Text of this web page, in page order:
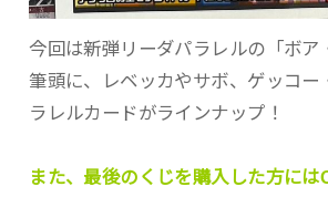
今回は新弾リーダパラレルの「ボア
筆頭に、レベッカやサボ、ゲッコー
ラレルカードがラインナップ！
また、最後のくじを購入した方に